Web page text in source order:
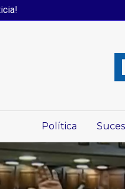
Política